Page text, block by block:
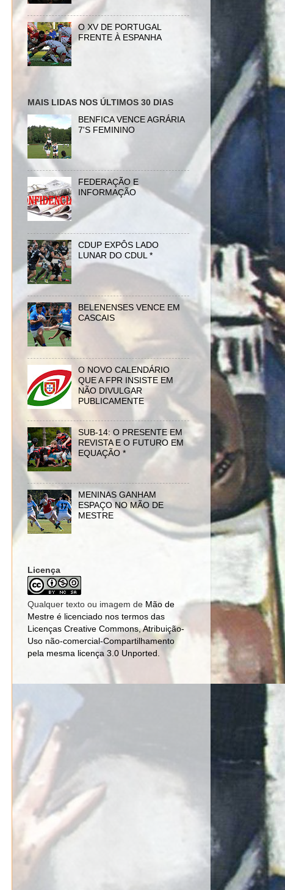
O XV DE PORTUGAL
FRENTE À ESPANHA
MAIS LIDAS NOS ÚLTIMOS 30 DIAS
BENFICA VENCE AGRÁRIA
7'S FEMININO
FEDERAÇÃO E
INFORMAÇÃO
CDUP EXPÔS LADO
LUNAR DO CDUL *
BELENENSES VENCE EM
CASCAIS
O NOVO CALENDÁRIO
QUE A FPR INSISTE EM
NÃO DIVULGAR
PUBLICAMENTE
SUB-14: O PRESENTE EM
REVISTA E O FUTURO EM
EQUAÇÃO *
MENINAS GANHAM
ESPAÇO NO MÃO DE
MESTRE
Licença
Qualquer texto ou imagem de Mão de
Mestre é licenciado nos termos das
Licenças Creative Commons, Atribuição-
Uso não-comercial-Compartilhamento
pela mesma licença 3.0 Unported.